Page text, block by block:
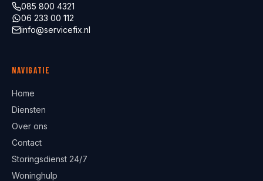
085 800 4321
06 233 00 112
info@servicefix.nl
Navigatie
Home
Diensten
Over ons
Contact
Storingsdienst 24/7
Woninghulp